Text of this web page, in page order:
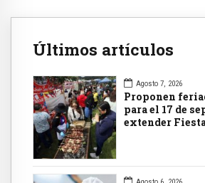
Últimos artículos
Agosto 7, 2026
Proponen
para el 17 de
extender